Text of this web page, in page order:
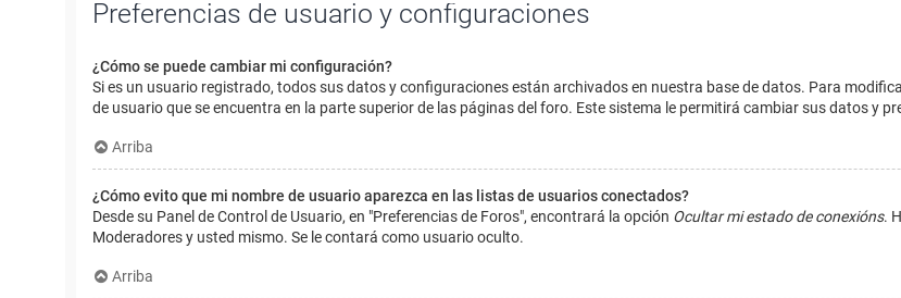
Preferencias de usuario y configuraciones
¿Cómo se puede cambiar mi configuración?
Si es un usuario registrado, todos sus datos y configuraciones están archivados en nuestra base de datos. Para
de usuario que se encuentra en la parte superior de las páginas del foro. Este sistema le permitirá cambiar sus datos y
Arriba
¿Cómo evito que mi nombre de usuario aparezca en las listas de usuarios conectados?
Desde su Panel de Control de Usuario, en "Preferencias de Foros", encontrará la opción Ocultar mi estado de conexións.
Moderadores y usted mismo. Se le contará como usuario oculto.
Arriba